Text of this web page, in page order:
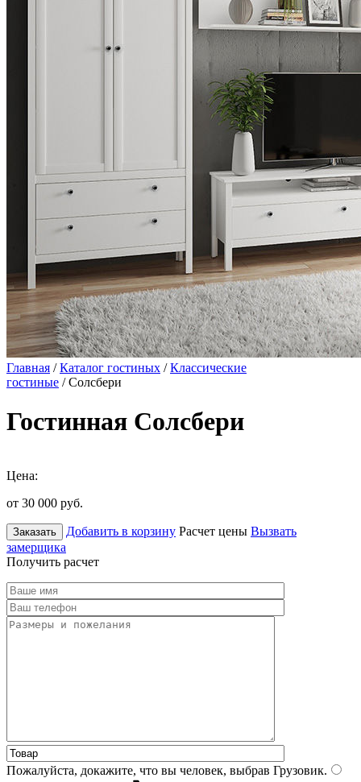
Главная /Каталог гостиных /Классические
гостиные / Солсбери
Гостинная Солсбери
Цена:
от 30 000 руб.
Заказать Добавить в корзину Расчет цены Вызвать
замерщика
Получить расчет
Пожалуйста, докажите, что вы человек, выбрав Грузовик.